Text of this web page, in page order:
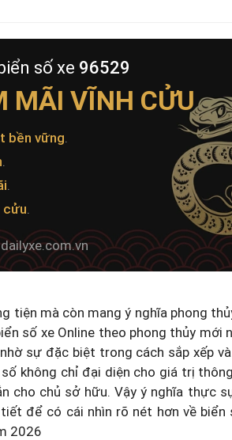
số xe 96529
MÃI VĨNH CỬU
bền vững.
.
.
cửu.
tiện mà còn mang ý nghĩa phong
số xe Online theo phong thủy mới
sự đặc biệt trong cách sắp xếp
không chỉ đại diện cho giá trị
cho chủ sở hữu. Vậy ý nghĩa thực
để có cái nhìn rõ nét hơn về biển
2026